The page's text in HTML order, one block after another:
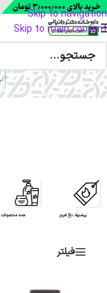
Skip to navigation
Skip to main content
پیشنهاد داغ امروز همه محصولات
فیلتر